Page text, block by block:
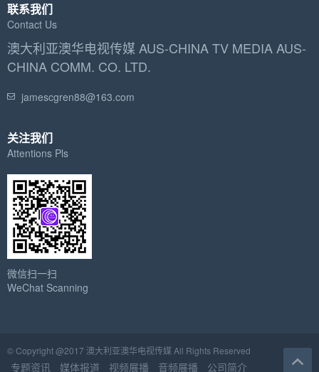
联系我们
Contact Us
澳大利亚澳华电视传媒 AUS-CHINA TV MEDIA AUS-
CHINA COMM. CO. LTD.
jamescgren88@163.com
关注我们
Attentions Pls
微信扫一扫
WeChat Scanning
© Copyright @2017 澳大利亚澳华电视传媒 All Rights Reserved
专题资讯 媒体报道 视频展播 音频展播 公司简介